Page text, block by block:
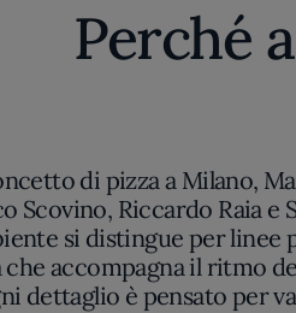
Perché
di pizza a Milano,
Scovino, Riccardo Raia
si distingue per
che accompagna il
dettaglio è pensato per